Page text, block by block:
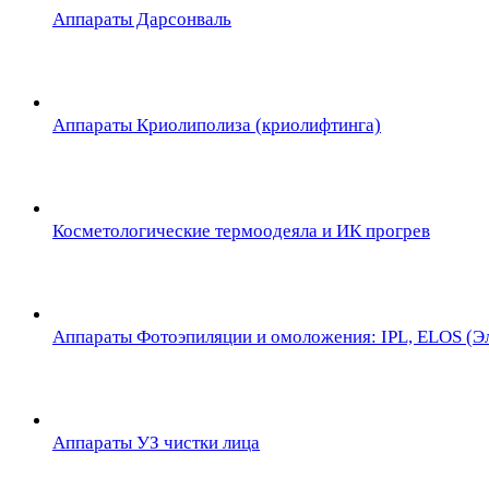
Аппараты Дарсонваль
Аппараты Криолиполиза (криолифтинга)
Косметологические термоодеяла и ИК прогрев
Аппараты Фотоэпиляции и омоложения: IPL, ELOS
Аппараты УЗ чистки лица